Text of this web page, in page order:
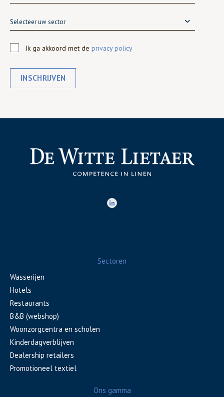
Selecteer uw sector
Ik ga akkoord met de privacy policy
INSCHRIJVEN
Sectoren
Wasserijen
Hotels
Restaurants
B&B (webshop)
Woonzorgcentra en scholen
Kinderdagverblijven
Dealership retailers
Promotioneel textiel
Ons gamma